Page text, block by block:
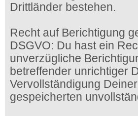
Drittländer bestehen.
Recht auf Berichtigung
DSGVO: Du hast ein
unverzügliche
betreffender unrichtiger
Vervollständigung
gespeicherten